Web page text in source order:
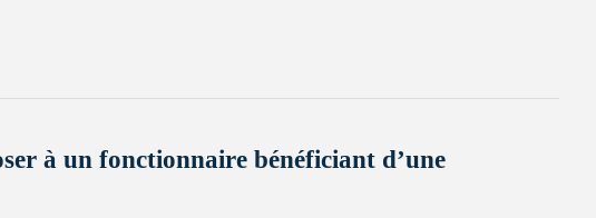
à un fonctionnaire bénéficiant d’une